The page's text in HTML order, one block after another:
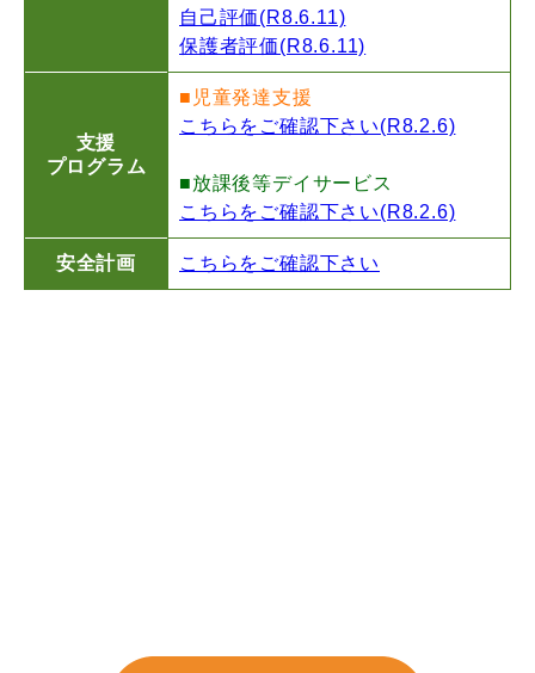
自己評価(R8.6.11)
保護者評価(R8.6.11)
支援
プログラム
■児童発達支援
こちらをご確認下さい(R8.2.6)
■放課後等デイサービス
こちらをご確認下さい(R8.2.6)
安全計画 こちらをご確認下さい